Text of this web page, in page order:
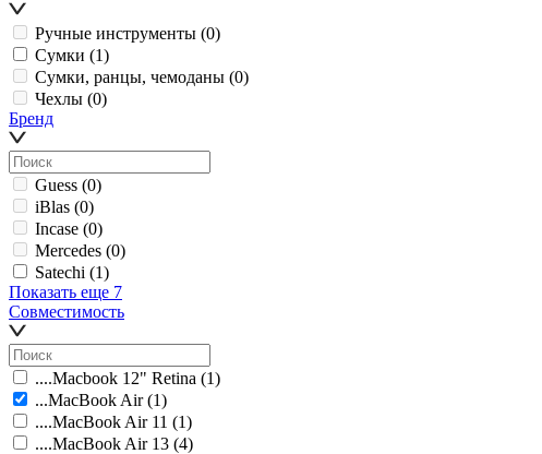
Ручные инструменты (0)
Сумки (1)
Сумки, ранцы, чемоданы (0)
Чехлы (0)
Бренд
Guess (0)
iBlas (0)
Incase (0)
Mercedes (0)
Satechi (1)
Показать еще 7
Совместимость
....Macbook 12" Retina (1)
...MacBook Air (1)
....MacBook Air 11 (1)
....MacBook Air 13 (4)